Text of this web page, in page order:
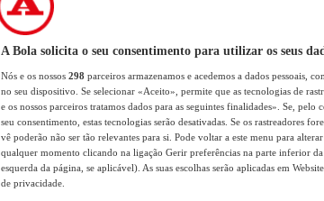
A Bola solicita o seu consentimento para utilizar os seus
Nós e os nossos 298 parceiros armazenamos e acedemos a dados pessoais,
no seu dispositivo. Se selecionar «Aceito», permite que as tecnologias de
e os nossos parceiros tratamos dados para as seguintes finalidades». Se,
seu consentimento, estas tecnologias serão desativadas. Se os rastreadores
vê poderão não ser tão relevantes para si. Pode voltar a este menu para
qualquer momento clicando na ligação Gerir preferências na parte inferior
esquerda da página, se aplicável). As suas escolhas serão aplicadas em
de privacidade.